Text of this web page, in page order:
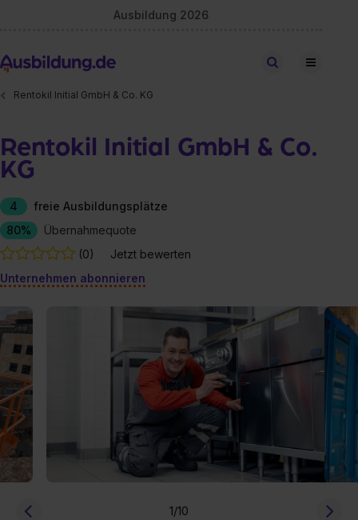
Ausbildung 2026
Stellen finden
Rentokil Initial GmbH & Co. KG
Rentokil Initial GmbH & Co.
KG
4
freie Ausbildungsplätze
80%
Übernahmequote
(0)
Jetzt bewerten
Unternehmen abonnieren
1/10